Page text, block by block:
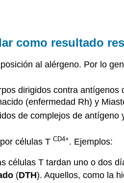
como resultado
al alérgeno. Por lo
dirigidos contra
(enfermedad Rh) y
de complejos de
células T CD4+. Ejemplos:
T tardan uno o dos
(DTH). Aquellos, como la